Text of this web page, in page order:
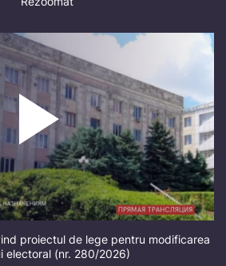
proiectul de lege pentru modificarea
electoral (nr. 280/2026)